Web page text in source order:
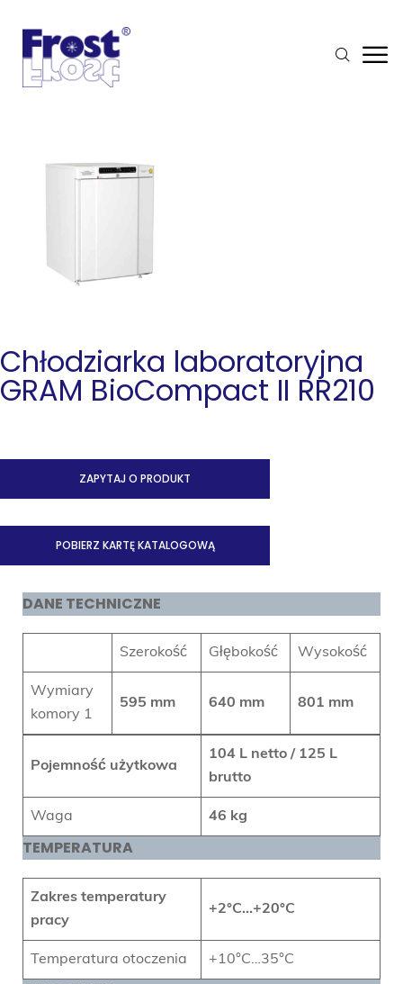
Chłodziarka laboratoryjna
GRAM BioCompact II RR210
ZAPYTAJ O PRODUKT
POBIERZ KARTĘ KATALOGOWĄ
DANE TECHNICZNE
Szerokość Głębokość Wysokość
Wymiary
komory 1
595 mm 640 mm 801 mm
Pojemność użytkowa
104 L netto / 125 L
brutto
Waga 46 kg
TEMPERATURA
Zakres temperatury
pracy
+2°C…+20°C
Temperatura otoczenia +10°C…35°C